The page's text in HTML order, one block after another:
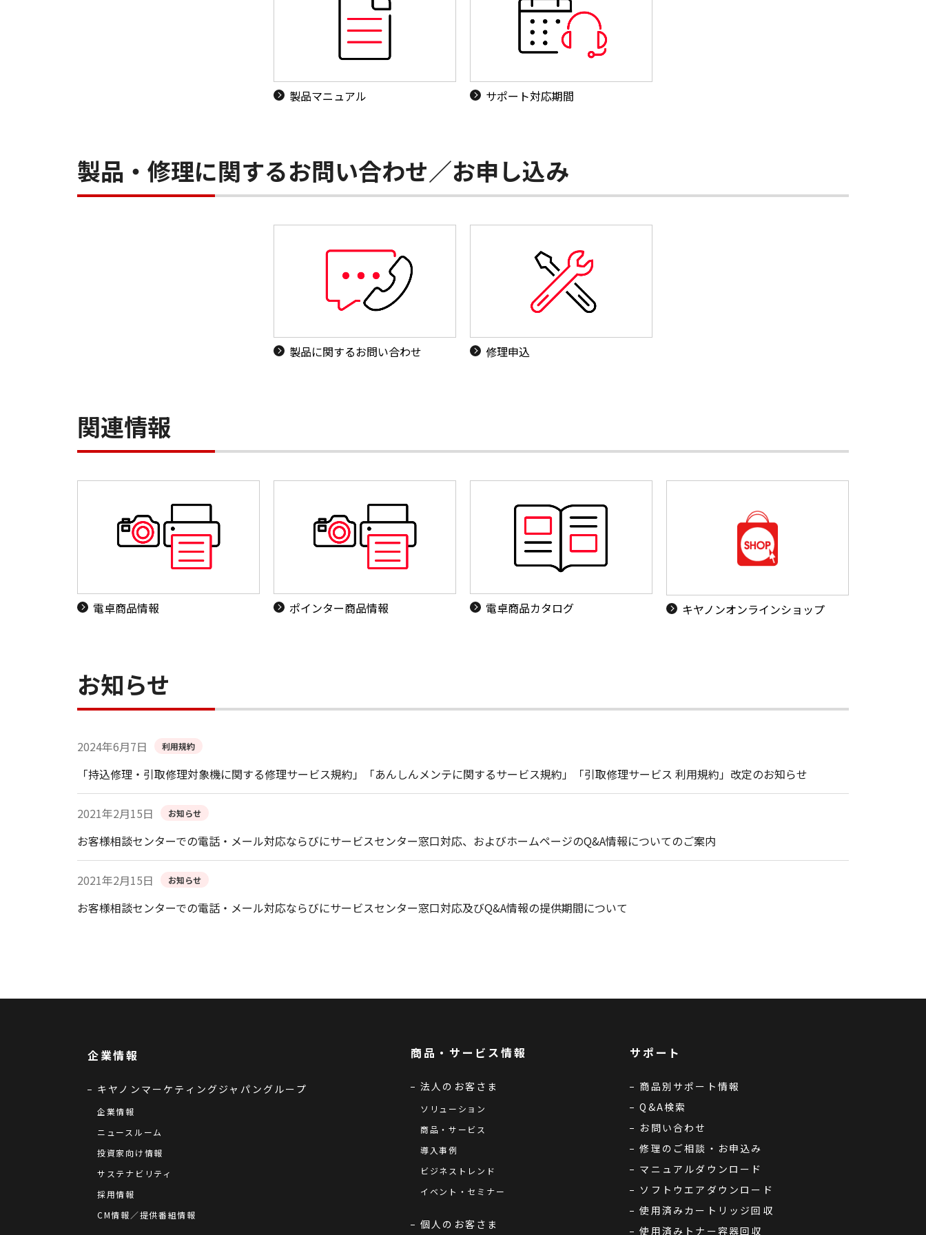
製品マニュアル サポート対応期間
製品・修理に関するお問い合わせ／お申し込み
製品に関するお問い合わせ 修理申込
関連情報
電卓商品情報 ポインター商品情報 電卓商品カタログ キヤノンオンラインショップ
お知らせ
2024年6月7日 利用規約
「持込修理・引取修理対象機に関する修理サービス規約」「あんしんメンテに関するサービス規約」「引取修理サービス 利用規約」改定のお知らせ
2021年2月15日 お知らせ
お客様相談センターでの電話・メール対応ならびにサービスセンター窓口対応、およびホームページのQ&A情報についてのご案内
2021年2月15日 お知らせ
お客様相談センターでの電話・メール対応ならびにサービスセンター窓口対応及びQ&A情報の提供期間について
企業情報
キヤノンマーケティングジャパングループ
企業情報
ニュースルーム
投資家向け情報
サステナビリティ
採用情報
CM情報／提供番組情報
商品・サービス情報
法人のお客さま
ソリューション
商品・サービス
導入事例
ビジネストレンド
イベント・セミナー
個人のお客さま
サポート
商品別サポート情報
Q&A検索
お問い合わせ
修理のご相談・お申込み
マニュアルダウンロード
ソフトウエアダウンロード
使用済みカートリッジ回収
使用済みトナー容器回収